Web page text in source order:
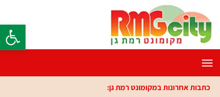
פתח
תפריט
כתבות אחרונות במקומונט רמת גן: